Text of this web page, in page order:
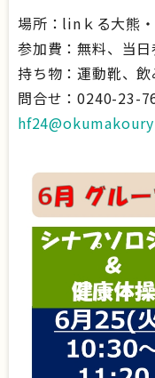
場所：linｋる大熊
参加費：無料、当
持ち物：運動靴、
問合せ：0240-23-